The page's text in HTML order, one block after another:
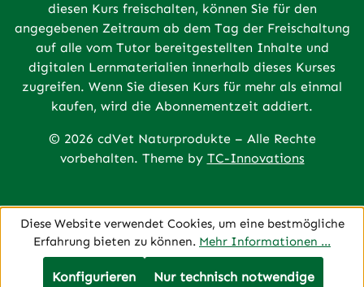
diesen Kurs freischalten, können Sie für den
angegebenen Zeitraum ab dem Tag der Freischaltung
auf alle vom Tutor bereitgestellten Inhalte und
digitalen Lernmaterialien innerhalb dieses Kurses
zugreifen. Wenn Sie diesen Kurs für mehr als einmal
kaufen, wird die Abonnementzeit addiert.
© 2026 cdVet Naturprodukte – Alle Rechte
vorbehalten. Theme by TC-Innovations
Diese Website verwendet Cookies, um eine bestmögliche
Erfahrung bieten zu können. Mehr Informationen ...
Nur technisch notwendige
Konfigurieren